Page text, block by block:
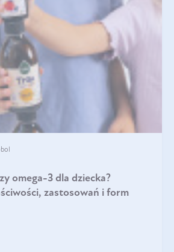
omega-3 dla dziecka?
zastosowań i form